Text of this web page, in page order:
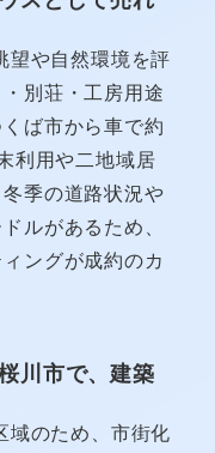
望や自然環境を評
別荘・工房用途
ば市から車で約
利用や二地域居
季の道路状況や
ルがあるため、
ングが成約のカ
川市で、建築
域のため、市街化